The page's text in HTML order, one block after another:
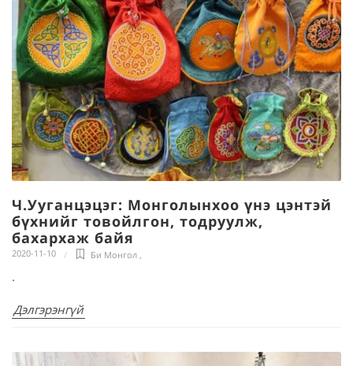
Ч.Ууганцэцэг: Монголынхоо үнэ цэнтэй
бүхнийг товойлгон, тодруулж,
бахархаж байя
2020-11-10 Би Монгол ,
.
Дэлгэрэнгүй